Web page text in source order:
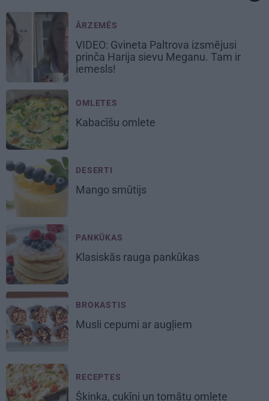
ĀRZEMĒS
VIDEO: Gvineta Paltrova izsmējusi
prinča Harija sievu Meganu. Tam ir
iemesls!
OMLETES
Kabacīšu omlete
DESERTI
Mango smūtijs
PANKŪKAS
Klasiskās rauga pankūkas
BROKASTIS
Musli cepumi ar augļiem
RECEPTES
Šķiņķa, cukīni un tomātu omlete